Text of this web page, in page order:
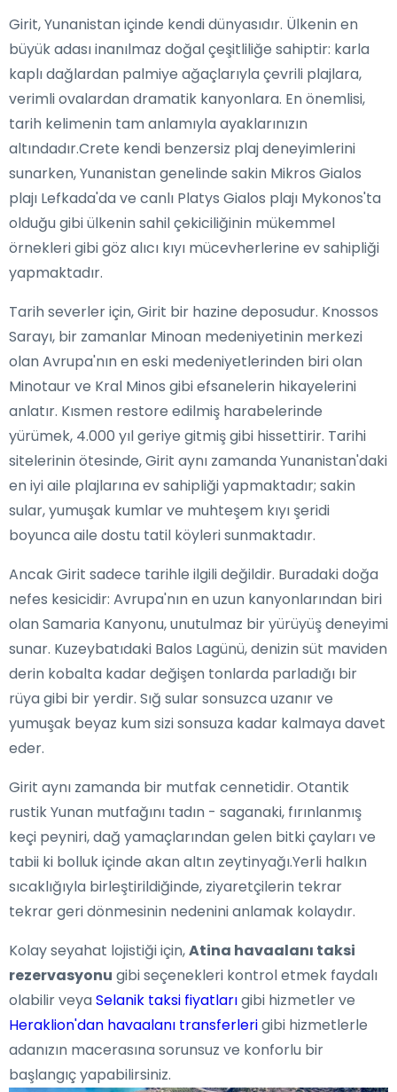
Girit, Yunanistan içinde kendi dünyasıdır. Ülkenin en
büyük adası inanılmaz doğal çeşitliliğe sahiptir: karla
kaplı dağlardan palmiye ağaçlarıyla çevrili plajlara,
verimli ovalardan dramatik kanyonlara. En önemlisi,
tarih kelimenin tam anlamıyla ayaklarınızın
altındadır.Crete kendi benzersiz plaj deneyimlerini
sunarken, Yunanistan genelinde sakin Mikros Gialos
plajı Lefkada'da ve canlı Platys Gialos plajı Mykonos'ta
olduğu gibi ülkenin sahil çekiciliğinin mükemmel
örnekleri gibi göz alıcı kıyı mücevherlerine ev sahipliği
yapmaktadır.
Tarih severler için, Girit bir hazine deposudur. Knossos
Sarayı, bir zamanlar Minoan medeniyetinin merkezi
olan Avrupa'nın en eski medeniyetlerinden biri olan
Minotaur ve Kral Minos gibi efsanelerin hikayelerini
anlatır. Kısmen restore edilmiş harabelerinde
yürümek, 4.000 yıl geriye gitmiş gibi hissettirir. Tarihi
sitelerinin ötesinde, Girit aynı zamanda Yunanistan'daki
en iyi aile plajlarına ev sahipliği yapmaktadır; sakin
sular, yumuşak kumlar ve muhteşem kıyı şeridi
boyunca aile dostu tatil köyleri sunmaktadır.
Ancak Girit sadece tarihle ilgili değildir. Buradaki doğa
nefes kesicidir: Avrupa'nın en uzun kanyonlarından biri
olan Samaria Kanyonu, unutulmaz bir yürüyüş deneyimi
sunar. Kuzeybatıdaki Balos Lagünü, denizin süt maviden
derin kobalta kadar değişen tonlarda parladığı bir
rüya gibi bir yerdir. Sığ sular sonsuzca uzanır ve
yumuşak beyaz kum sizi sonsuza kadar kalmaya davet
eder.
Girit aynı zamanda bir mutfak cennetidir. Otantik
rustik Yunan mutfağını tadın - saganaki, fırınlanmış
keçi peyniri, dağ yamaçlarından gelen bitki çayları ve
tabii ki bolluk içinde akan altın zeytinyağı.Yerli halkın
sıcaklığıyla birleştirildiğinde, ziyaretçilerin tekrar
tekrar geri dönmesinin nedenini anlamak kolaydır.
Kolay seyahat lojistiği için,Atina havaalanı taksi
rezervasyonu gibi seçenekleri kontrol etmek faydalı
olabilir veyaSelanik taksi fiyatlarıgibi hizmetler ve
Heraklion'dan havaalanı transferlerigibi hizmetlerle
adanızın macerasına sorunsuz ve konforlu bir
başlangıç yapabilirsiniz.